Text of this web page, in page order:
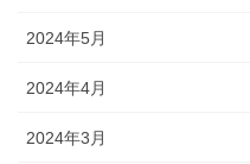
2024年5月
2024年4月
2024年3月